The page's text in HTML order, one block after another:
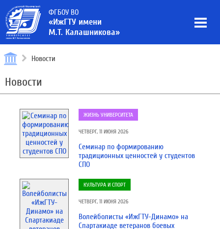
ФГБОУ ВО
«ИжГТУ имени
М.Т. Калашникова»
Новости
Новости
ЖИЗНЬ УНИВЕРСИТЕТА
ЧЕТВЕРГ, 11 ИЮНЯ 2026
Семинар по формированию
традиционных ценностей у студентов
СПО
КУЛЬТУРА И СПОРТ
ЧЕТВЕРГ, 11 ИЮНЯ 2026
Волейболисты «ИжГТУ-Динамо» на
Спартакиаде ветеранов боевых